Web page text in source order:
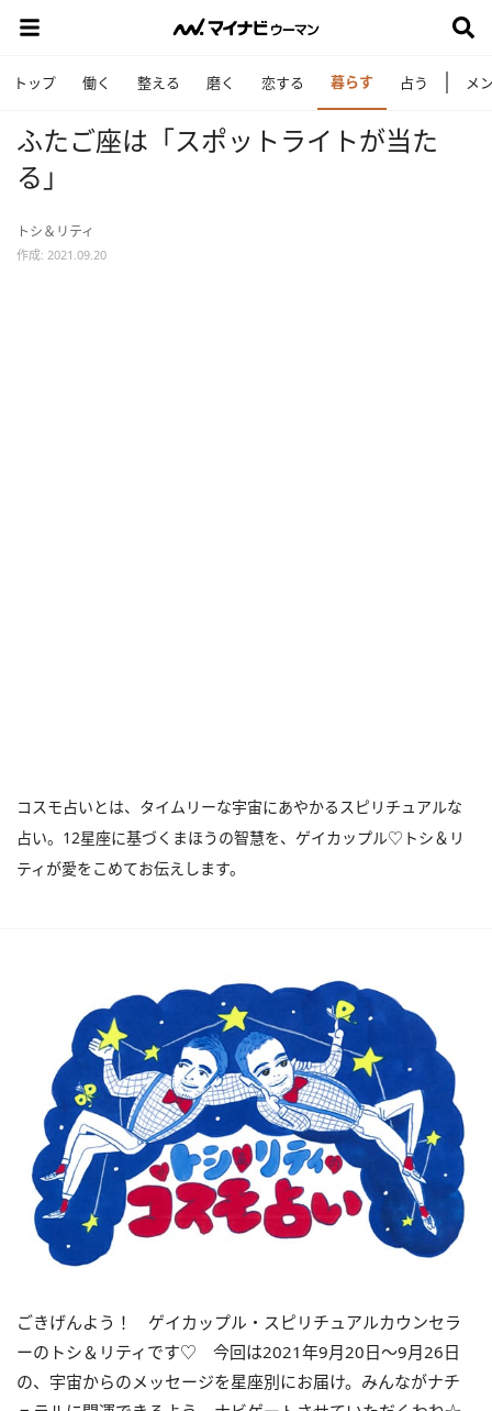
トップ 働く 整える 磨く 恋する 暮らす 占う メ
ふたご座は「スポットライトが当た
る」
トシ＆リティ
作成: 2021.09.20
コスモ占いとは、タイムリーな宇宙にあやかるスピリチュアルな
占い。12星座に基づくまほうの智慧を、ゲイカップル♡トシ＆リ
ティが愛をこめてお伝えします。
ごきげんよう！ ゲイカップル・スピリチュアルカウンセラ
ーのトシ＆リティです♡ 今回は2021年9月20日〜9月26日
の、宇宙からのメッセージを星座別にお届け。みんながナチ